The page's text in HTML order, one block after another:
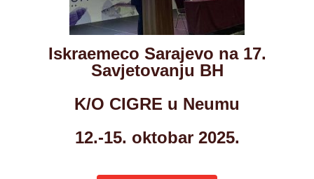
Iskraemeco Sarajevo na 17.
Savjetovanju BH
K/O CIGRE u Neumu
12.-15. oktobar 2025.